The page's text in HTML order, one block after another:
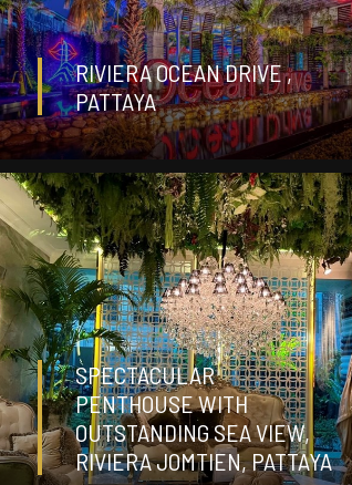
RIVIERA OCEAN DRIVE ,
PATTAYA
студия 0
SPECTACULAR
PENTHOUSE WITH
OUTSTANDING SEA VIEW,
RIVIERA JOMTIEN, PATTAYA
฿
26 000 000
2 2
202
m²